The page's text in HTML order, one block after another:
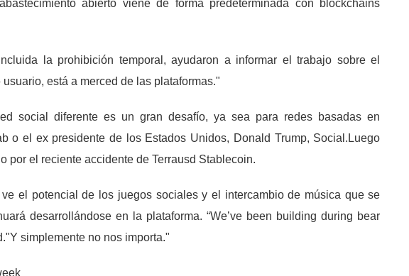
abierto viene de forma predeterminada con blockchains
la prohibición temporal, ayudaron a informar el trabajo sobre el
está a merced de las plataformas."
social diferente es un gran desafío, ya sea para redes basadas en
o el ex presidente de los Estados Unidos, Donald Trump, Social.Luego
por el reciente accidente de Terrausd Stablecoin.
el potencial de los juegos sociales y el intercambio de música que se
desarrollándose en la plataforma. “We’ve been building during bear
simplemente no nos importa."